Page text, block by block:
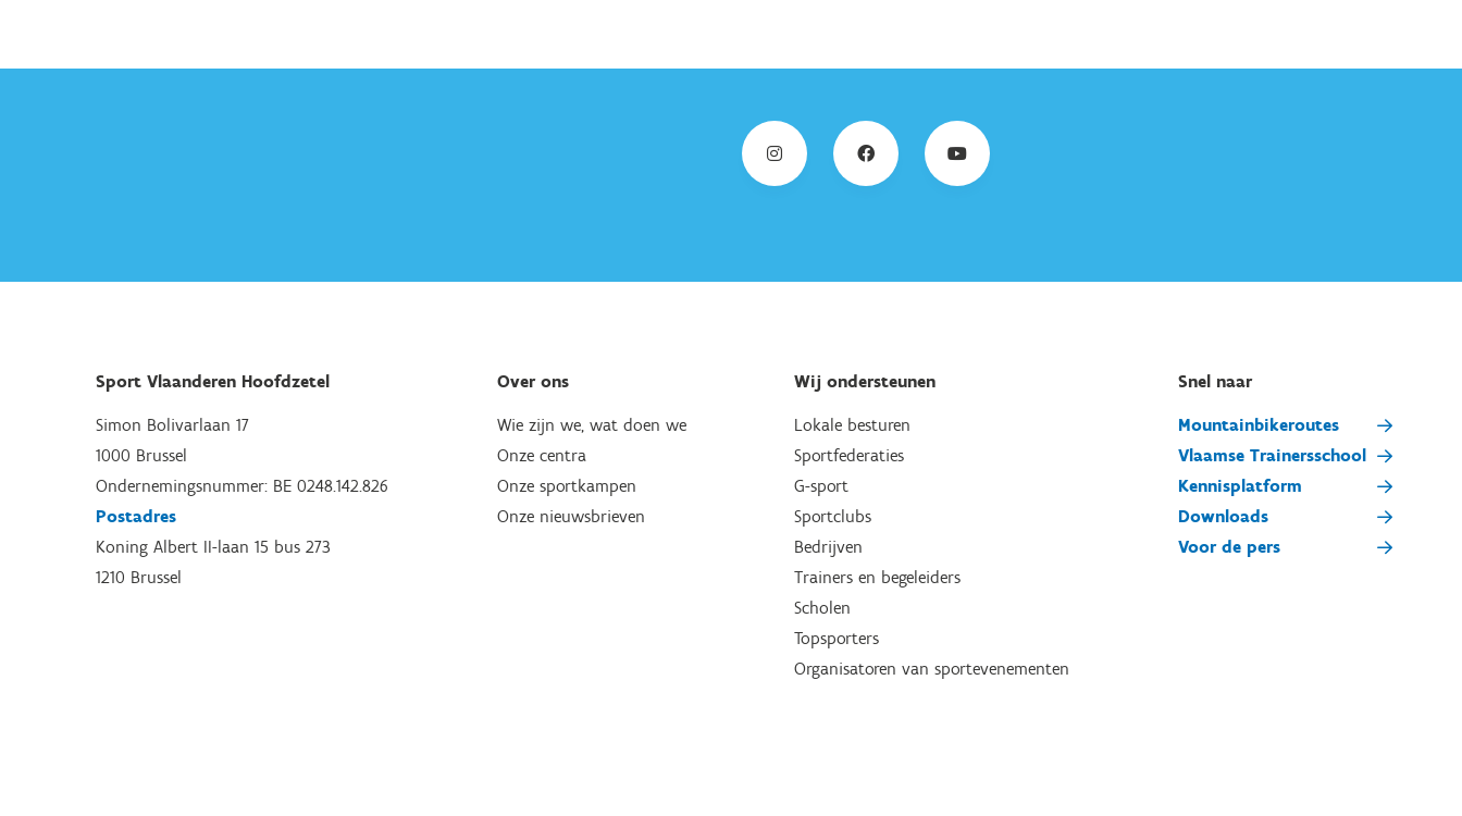
Sport Vlaanderen Hoofdzetel
Simon Bolivarlaan 17
1000 Brussel
Ondernemingsnummer: BE 0248.142.826
Postadres
Koning Albert II-laan 15 bus 273
1210 Brussel
Over ons
Wie zijn we, wat doen we
Onze centra
Onze sportkampen
Onze nieuwsbrieven
Wij ondersteunen
Lokale besturen
Sportfederaties
G-sport
Sportclubs
Bedrijven
Trainers en begeleiders
Scholen
Topsporters
Organisatoren van sportevenementen
Snel naar
Mountainbikeroutes
Vlaamse Trainersschool
Kennisplatform
Downloads
Voor de pers